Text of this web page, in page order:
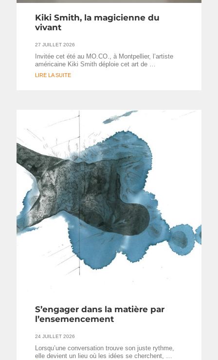
Kiki Smith, la magicienne du
vivant
27 JUILLET 2026
Invitée cet été au MO.CO., à Montpellier, l’artiste
américaine Kiki Smith déploie cet art de …
LIRE LA SUITE
S’engager dans la matière par
l’ensemencement
24 JUILLET 2026
Lorsqu’une conversation trouve son juste rythme,
elle devient un lieu où les idées se cherchent, …